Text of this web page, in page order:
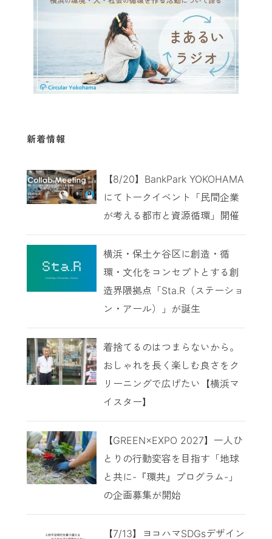
新着情報
【8/20】BankPark YOKOHAMA
にてトークイベント「民間企業
が考える都市と資源循環」開催
横浜・保土ケ谷区に創造・循
環・文化をコンセプトとする創
造界隈拠点「Sta.R（ステーショ
ン・アール）」が誕生
着捨てるのはつまらないから。
おしゃれを長く楽しむ良さをク
リーニングで広げたい【横浜マ
イスター】
【GREEN×EXPO 2027】一人ひ
とりの行動変容を目指す「地球
と共に-『環共』プログラム-」
の企画募集が開始
【7/13】ヨコハマSDGsデザイン